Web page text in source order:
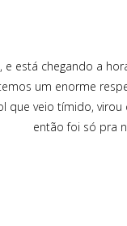
e está chegando a
um enorme
que veio tímido,
então foi só pra